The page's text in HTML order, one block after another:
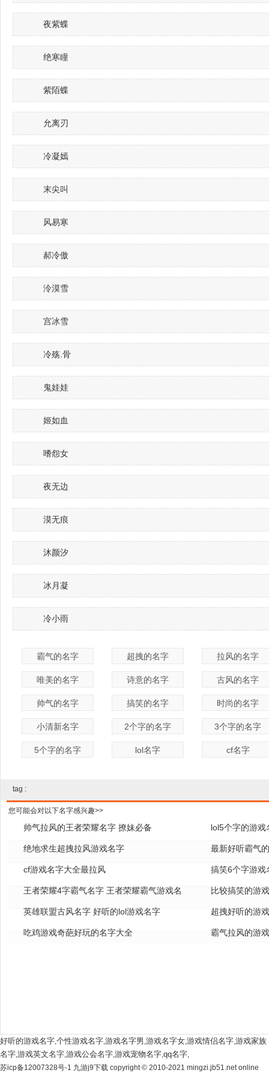
夜紫蝶
绝寒瞳
紫陌蝶
允离刃
冷凝嫣
末尖叫
风易寒
郝冷傲
泠漠雪
宫冰雪
冷殇.骨
鬼娃娃
姬如血
嗜怨女
夜无边
漠无痕
沐颜汐
冰月凝
冷小雨
霸气的名字 超拽的名字 拉风的名字
唯美的名字 诗意的名字 古风的名字
帅气的名字 搞笑的名字 时尚的名字
小清新名字 2个字的名字 3个字的名字
5个字的名字 lol名字 cf名字
tag :
您可能会对以下名字感兴趣>>
帅气拉风的王者荣耀名字 撩妹必备 lol5个字的游
全
绝地求生超拽拉风游戏名字 最新好听霸气
cf游戏名字大全最拉风 搞笑6个字游戏
王者荣耀4字霸气名字 王者荣耀霸气游戏名
字
比较搞笑的游
英雄联盟古风名字 好听的lol游戏名字 超拽好听的游
吃鸡游戏奇葩好玩的名字大全 霸气拉风的游
好听的游戏名字,个性游戏名字,游戏名字男 ,游戏名字女,游戏情侣名字,游戏家族
名字,游戏英文名字,游戏公会名字,游戏宠物名字,qq名字,
苏icp备12007328号-1 九游j9下载 copyright © 2010-2021 mingzi.jb51.net online